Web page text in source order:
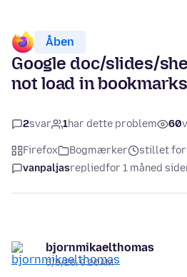
Åben
Google doc/slides/
not load in
2svar 1har dette problem 60
Firefox Bogmærker
stillet for
vanpaljasrepliedfor 1 måned
bjornmikaelthomas
6/8/26, 9:20 AM